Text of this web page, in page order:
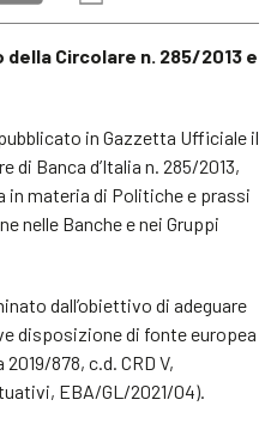
della Circolare n. 285/2013 e
in Gazzetta Ufficiale il
di Banca d’Italia n. 285/2013,
in materia di Politiche e prassi
nelle Banche e nei Gruppi
dall’obiettivo di adeguare
disposizione di fonte europea
878, c.d. CRD V,
EBA/GL/2021/04).